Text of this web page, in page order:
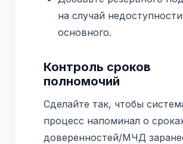
на случай недоступности
основного.
Контроль сроков
полномочий
Сделайте так, чтобы
процесс напоминал о
доверенностей/МЧД